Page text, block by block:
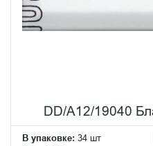
DD/A12/19040
В упаковке: 34 шт